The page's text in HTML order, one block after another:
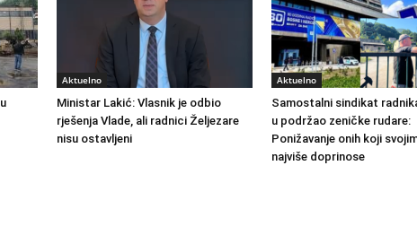
Aktuelno
Ministar Lakić: Vlasnik je odbio
rješenja Vlade, ali radnici Željezare
nisu ostavljeni
Aktuelno
Samostalni sindikat
u podržao zeničke rudare:
Ponižavanje onih koji
najviše doprinose